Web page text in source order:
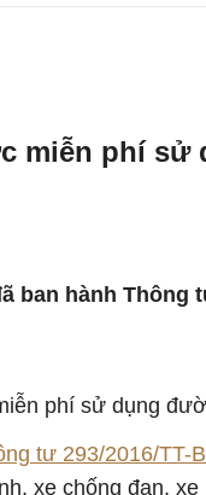
miễn phí sử
ban hành Thông
phí sử dụng
tư 293/2016/TT-
xe chống đạn,